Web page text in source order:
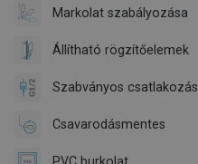
Markolat szabályozása
Állítható rögzítőelemek
Szabványos csatlakozás
Csavarodásmentes
PVC burkolat